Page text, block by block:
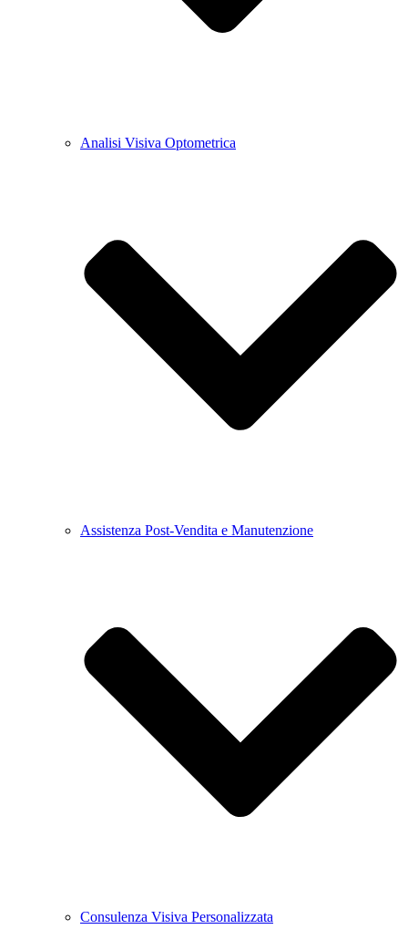
Analisi Visiva Optometrica
Assistenza Post-Vendita e Manutenzione
Consulenza Visiva Personalizzata